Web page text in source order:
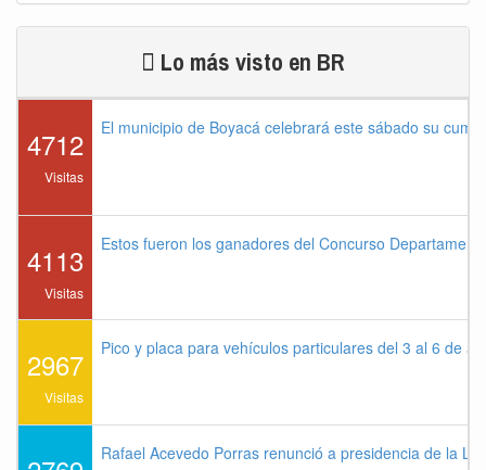
Lo más visto en BR
4712
Visitas
El municipio de Boyacá celebrará este sábado su
4113
Visitas
Estos fueron los ganadores del Concurso
2967
Visitas
Pico y placa para vehículos particulares del 3 al 6 de
Rafael Acevedo Porras renunció a presidencia de la